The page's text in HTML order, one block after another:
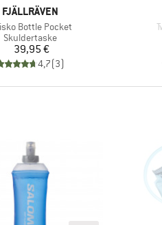
MÆRKE
FJÄLLRÄVEN
Bottle Pocket
Produktgruppe
Skuldertaske
Pris
39,95 €
4,7(3)